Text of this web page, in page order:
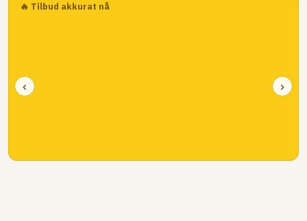
🔥 Tilbud akkurat nå
‹ ›